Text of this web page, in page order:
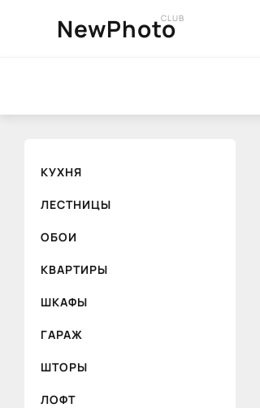
NewPhoto
CLUB
КУХНЯ
ЛЕСТНИЦЫ
ОБОИ
КВАРТИРЫ
ШКАФЫ
ГАРАЖ
ШТОРЫ
ЛОФТ